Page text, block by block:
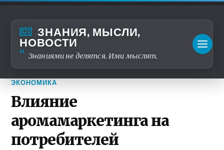
ЗНАНИЯ, МЫСЛИ,
НОВОСТИ
Знаниями не делятся. Ими мыслят.
ЭКОНОМИКА
Влияние
аромамаркетинга на
потребителей